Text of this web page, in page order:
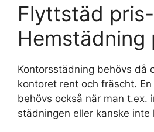
Flyttstäd pris-
Hemstädning
Kontorsstädning behövs då
kontoret rent och fräscht.
behövs också när man t.ex.
städningen eller kanske